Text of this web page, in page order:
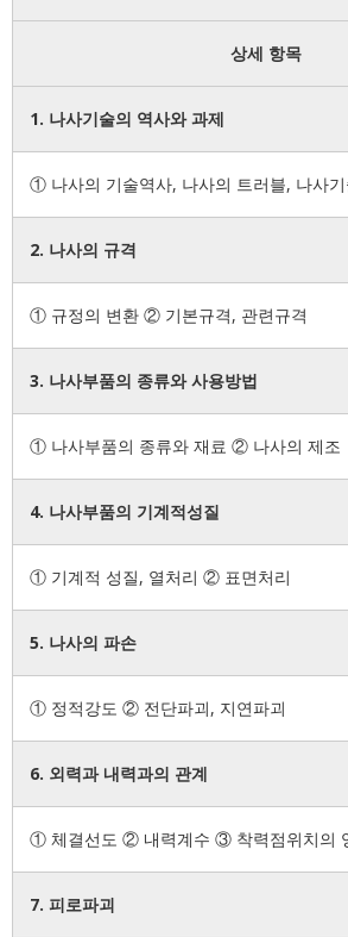
상세 항목
1. 나사기술의 역사와 과제
① 나사의 기술역사, 나사의 트러블, 나사기
2. 나사의 규격
① 규정의 변환 ② 기본규격, 관련규격
3. 나사부품의 종류와 사용방법
① 나사부품의 종류와 재료 ② 나사의 제조
4. 나사부품의 기계적성질
① 기계적 성질, 열처리 ② 표면처리
5. 나사의 파손
① 정적강도 ② 전단파괴, 지연파괴
6. 외력과 내력과의 관계
① 체결선도 ② 내력계수 ③ 착력점위치의
7. 피로파괴